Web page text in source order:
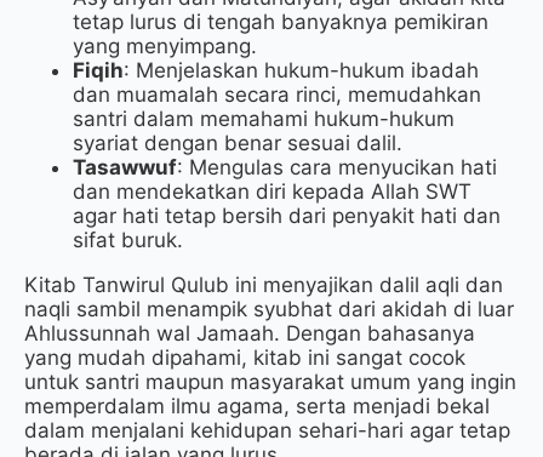
tetap lurus di tengah banyaknya pemikiran
yang menyimpang.
Fiqih: Menjelaskan hukum-hukum ibadah
dan muamalah secara rinci, memudahkan
santri dalam memahami hukum-hukum
syariat dengan benar sesuai dalil.
Tasawwuf: Mengulas cara menyucikan hati
dan mendekatkan diri kepada Allah SWT
agar hati tetap bersih dari penyakit hati dan
sifat buruk.
Kitab Tanwirul Qulub ini menyajikan dalil aqli dan
naqli sambil menampik syubhat dari akidah di luar
Ahlussunnah wal Jamaah. Dengan bahasanya
yang mudah dipahami, kitab ini sangat cocok
untuk santri maupun masyarakat umum yang ingin
memperdalam ilmu agama, serta menjadi bekal
dalam menjalani kehidupan sehari-hari agar tetap